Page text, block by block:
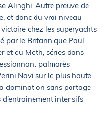
Alinghi. Autre preuve de
et donc du vrai niveau
chez les superyachts
par le Britannique Paul
et au Moth, séries dans
palmarès
Navi sur la plus haute
domination sans partage
intensifs